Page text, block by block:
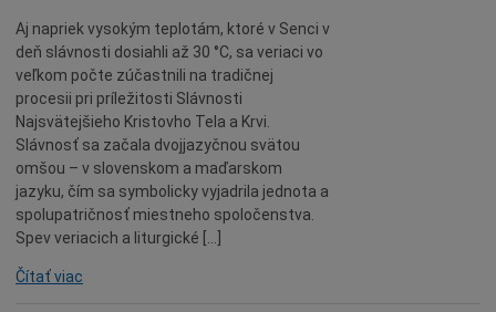
Aj napriek vysokým teplotám, ktoré v Senci v
deň slávnosti dosiahli až 30 °C, sa veriaci vo
veľkom počte zúčastnili na tradičnej
procesii pri príležitosti Slávnosti
Najsvätejšieho Kristovho Tela a Krvi.
Slávnosť sa začala dvojjazyčnou svätou
omšou – v slovenskom a maďarskom
jazyku, čím sa symbolicky vyjadrila jednota a
spolupatričnosť miestneho spoločenstva.
Spev veriacich a liturgické […]
Čítať viac